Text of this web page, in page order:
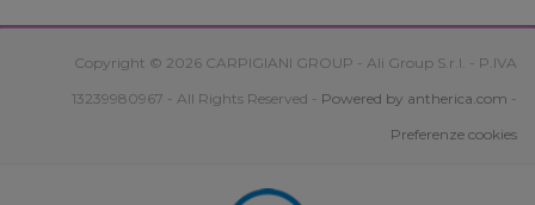
Copyright © 2026 CARPIGIANI GROUP - Ali Group S.r.l. - P.IVA
13239980967 - All Rights Reserved - Powered by antherica.com -
Preferenze cookies